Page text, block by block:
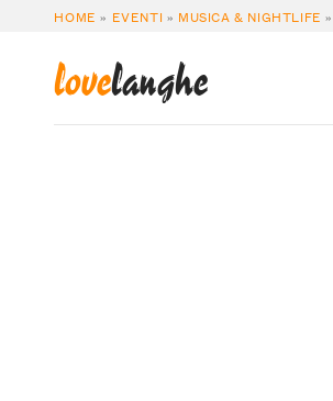
HOME » EVENTI » MUSICA & NIGHTLIFE »
lovelanghe